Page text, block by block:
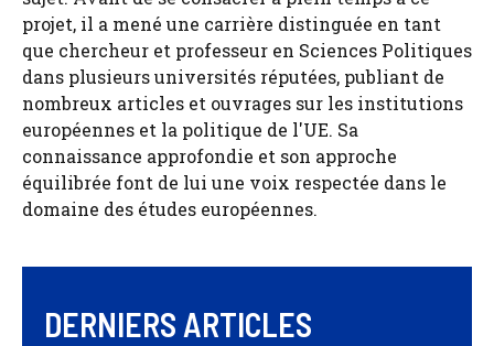
projet, il a mené une carrière distinguée en tant
que chercheur et professeur en Sciences Politiques
dans plusieurs universités réputées, publiant de
nombreux articles et ouvrages sur les institutions
européennes et la politique de l'UE. Sa
connaissance approfondie et son approche
équilibrée font de lui une voix respectée dans le
domaine des études européennes.
DERNIERS ARTICLES